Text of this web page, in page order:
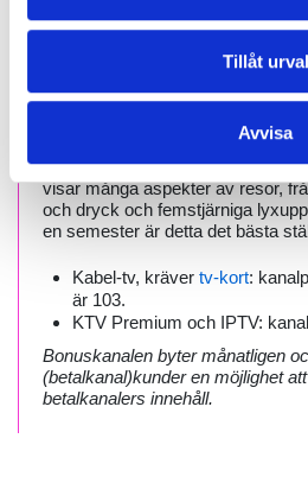
Tillåt urval
Avvisa
Publicerad 01.09.2025
Bonuskanalen denna månad är
visar många aspekter av resor,
och dryck och femstjärniga
en semester är detta det bästa
Kabel-tv, kräver tv-kort:
är 103.
KTV Premium och IPTV:
Bonuskanalen byter månatligen
(betalkanal)kunder en möjlighet
betalkanalers innehåll.